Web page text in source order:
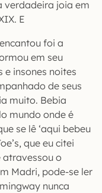
verdadeira joia em
E
foi a
em seu
e insones noites
de seus
muito. Bebia
mundo onde é
se lê ‘aqui bebeu
que eu citei
o
Madri, pode-se ler
nunca